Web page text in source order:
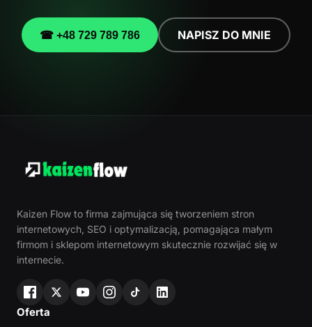
☎ +48 729 789 786 NAPISZ DO MNIE
Kaizen Flow to firma zajmująca się tworzeniem stron
internetowych, SEO i optymalizacją, pomagająca małym
firmom i sklepom internetowym skutecznie rozwijać się w
internecie.
Oferta